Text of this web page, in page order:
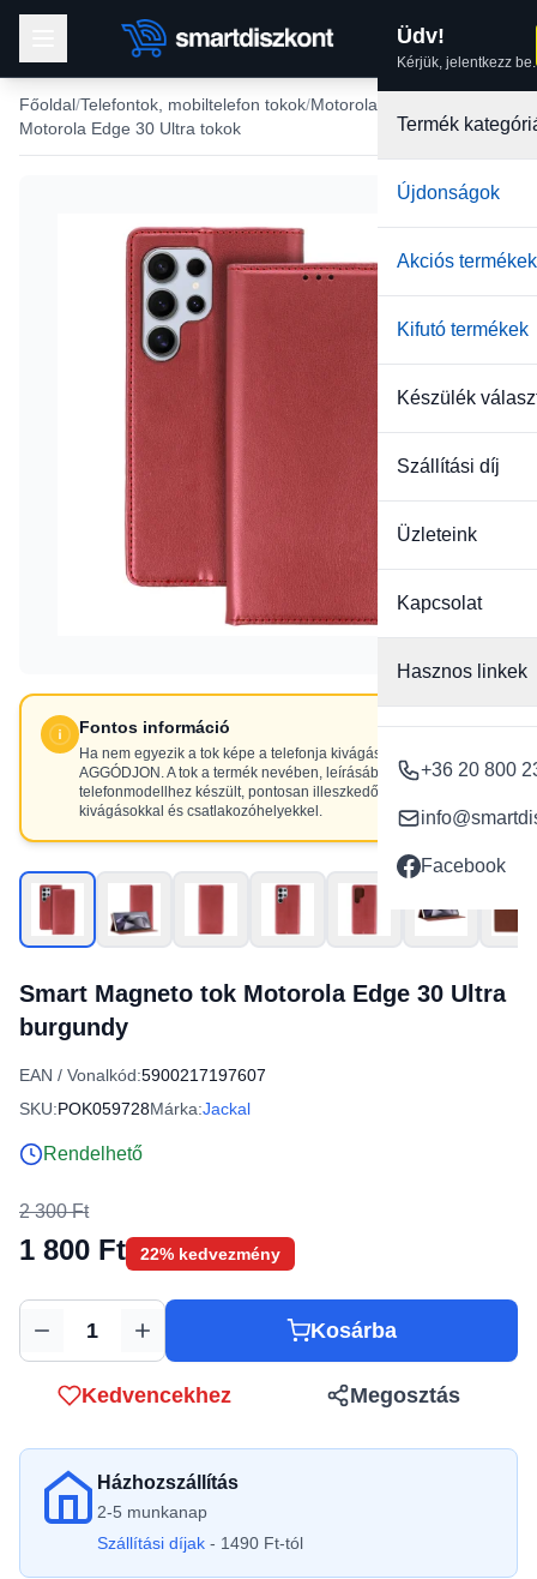
Üdv!
Kérjük, jelentkezz be.
Termék
Újdonságok
Akciós termékek
Kifutó termékek
Készülék
Szállítási díj
Üzleteink
Kapcsolat
Hasznos linkek
+36 20 800
Facebook
Főoldal Telefontok, mobiltelefon tokok Motorola tokok
Motorola Edge 30 Ultra tokok
Fontos információ
Ha nem egyezik a tok képe a telefonja kivágásaival, NE
AGGÓDJON. A tok a termék nevében, leírásában szereplő
telefonmodellhez készült, pontosan illeszkedő
kivágásokkal és csatlakozóhelyekkel.
Smart Magneto tok Motorola Edge 30 Ultra
burgundy
EAN / Vonalkód:5900217197607
SKU:POK059728Márka:Jackal
Rendelhető
2 300 Ft
1 800 Ft 22% kedvezmény
Mennyiség Kosárba
Kedvencekhez Megosztás
Házhozszállítás
2-5 munkanap
Szállítási díjak - 1490 Ft-tól